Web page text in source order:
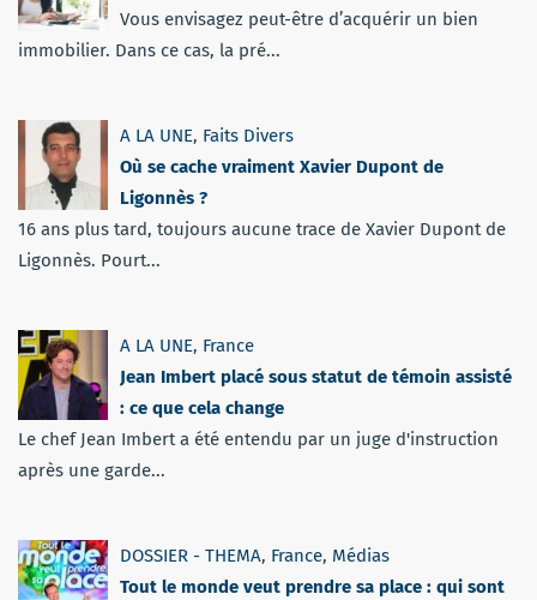
Vous envisagez peut-être d’acquérir un bien
immobilier. Dans ce cas, la pré...
A LA UNE, Faits Divers
Où se cache vraiment Xavier Dupont de
Ligonnès ?
16 ans plus tard, toujours aucune trace de Xavier Dupont de
Ligonnès. Pourt...
A LA UNE, France
Jean Imbert placé sous statut de témoin assisté
: ce que cela change
Le chef Jean Imbert a été entendu par un juge d'instruction
après une garde...
DOSSIER - THEMA, France, Médias
Tout le monde veut prendre sa place : qui sont